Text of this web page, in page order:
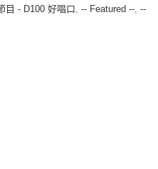
目 - D100 好唱口, -- Featured --, --